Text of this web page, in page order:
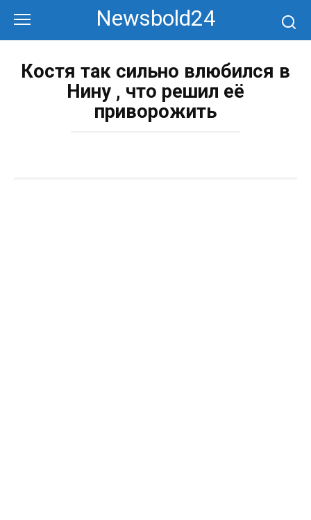
контенту
Newsbold24
Костя так сильно влюбился в
Нину , что решил её
приворожить